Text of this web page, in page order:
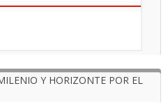
Y HORIZONTE POR EL